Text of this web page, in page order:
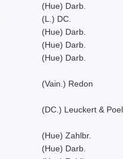
(Hue) Darb.
(L.) DC.
(Hue) Darb.
(Hue) Darb.
(Hue) Darb.
(Vain.) Redon
(DC.) Leuckert &
(Hue) Zahlbr.
(Hue) Darb.